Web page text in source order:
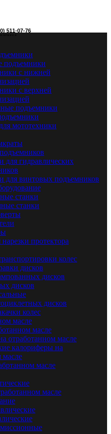
511-07-76
подъемники
с нижней
с верхней
подъемники
мототехники
для гидравлических
для винтовых подъемников
станки
станки
протектора
колес
дисков
дисков
дисков
дисков
колес
масле
масле
отработанном масле
калориферы на
масле
масле
масле